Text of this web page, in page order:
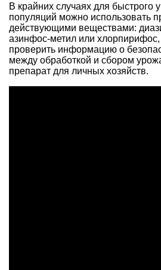
В крайних случаях для быстрого
популяций можно использовать
действующими веществами:
азинфос-метил или хлорпирифос,
проверить информацию о
между обработкой и сбором
препарат для личных хозяйств.